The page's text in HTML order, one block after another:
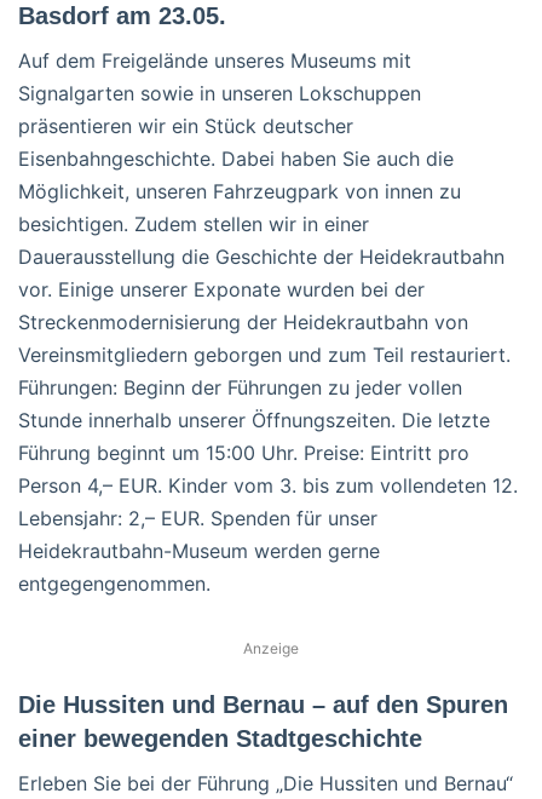
Basdorf am 23.05.
Auf dem Freigelände unseres Museums mit
Signalgarten sowie in unseren Lokschuppen
präsentieren wir ein Stück deutscher
Eisenbahngeschichte. Dabei haben Sie auch die
Möglichkeit, unseren Fahrzeugpark von innen zu
besichtigen. Zudem stellen wir in einer
Dauerausstellung die Geschichte der Heidekrautbahn
vor. Einige unserer Exponate wurden bei der
Streckenmodernisierung der Heidekrautbahn von
Vereinsmitgliedern geborgen und zum Teil restauriert.
Führungen: Beginn der Führungen zu jeder vollen
Stunde innerhalb unserer Öffnungszeiten. Die letzte
Führung beginnt um 15:00 Uhr. Preise: Eintritt pro
Person 4,– EUR. Kinder vom 3. bis zum vollendeten 12.
Lebensjahr: 2,– EUR. Spenden für unser
Heidekrautbahn-Museum werden gerne
entgegengenommen.
Anzeige
Die Hussiten und Bernau – auf den Spuren
einer bewegenden Stadtgeschichte
Erleben Sie bei der Führung „Die Hussiten und Bernau“